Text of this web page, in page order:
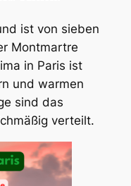
ist von sieben
Montmartre
in Paris ist
und warmen
sind das
verteilt.